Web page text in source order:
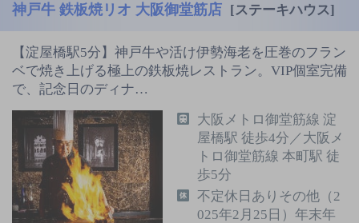
神戸牛 鉄板焼リオ 大阪御堂筋店 [ステーキハウス]
【淀屋橋駅5分】神戸牛や活け伊勢海老を圧巻のフラン
ベで焼き上げる極上の鉄板焼レストラン。VIP個室完備
で、記念日のディナ…
大阪メトロ御堂筋線 淀
屋橋駅 徒歩4分／大阪メ
トロ御堂筋線 本町駅 徒
歩5分
不定休日ありその他（2
025年2月25日）年末年